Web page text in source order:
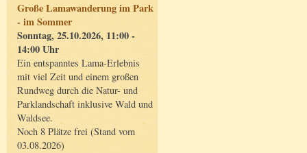
Große Lamawanderung im Park
- im Sommer
Sonntag, 25.10.2026, 11:00 -
14:00 Uhr
Ein entspanntes Lama-Erlebnis
mit viel Zeit und einem großen
Rundweg durch die Natur- und
Parklandschaft inklusive Wald und
Waldsee.
Noch 8 Plätze frei (Stand vom
03.08.2026)